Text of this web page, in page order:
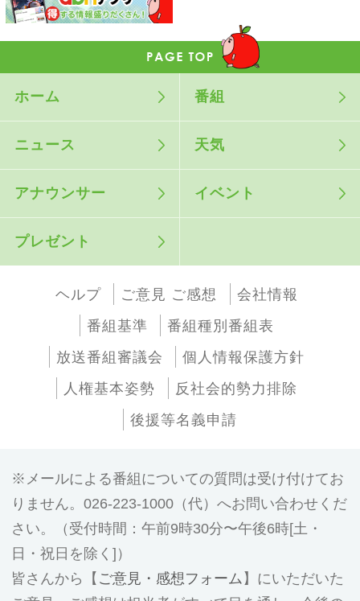
ホーム 番組
ニュース 天気
アナウンサー イベント
プレゼント
ヘルプ ご意見 ご感想
会社情報
番組基準
番組種別番組表
放送番組審議会
個人情報保護方針
人権基本姿勢
反社会的勢力排除
後援等名義申請
メールによる番組についての質問は受け付けてお
りません。026-223-1000（代）へお問い合わせくだ
さい。（受付時間：午前9時30分〜午後6時[土・
日・祝日を除く]）
皆さんから【 ご意見・感想フォーム 】にいただいた